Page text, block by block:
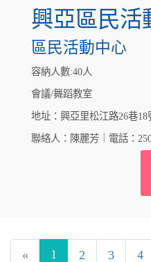
興亞區民活
區民活動中心
容納人數:40人
會議/舞蹈教室
地址：興亞里松江路26巷18
聯絡人：陳麗芳｜電話：
« 1 2 3 4